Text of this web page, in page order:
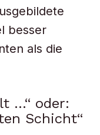
besser
als die
…“ oder:
Schicht“